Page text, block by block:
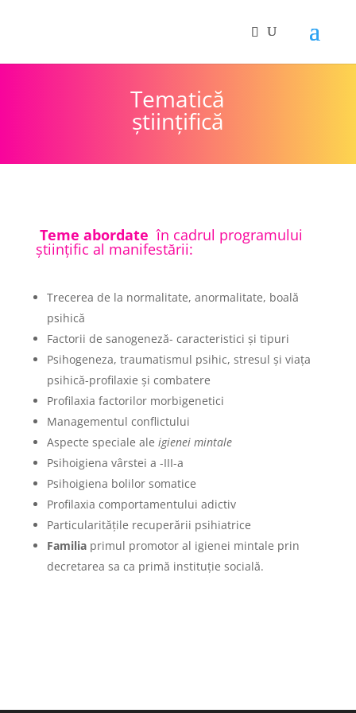
Tematică
ştiinţifică
Teme abordate în cadrul programului
științific al manifestării:
Trecerea de la normalitate, anormalitate, boală
psihică
Factorii de sanogeneză- caracteristici și tipuri
Psihogeneza, traumatismul psihic, stresul și viața
psihică-profilaxie și combatere
Profilaxia factorilor morbigenetici
Managementul conflictului
Aspecte speciale ale igienei mintale
Psihoigiena vârstei a -III-a
Psihoigiena bolilor somatice
Profilaxia comportamentului adictiv
Particularitățile recuperării psihiatrice
Familiaprimul promotor al igienei mintale prin
decretarea sa ca primă instituție socială.